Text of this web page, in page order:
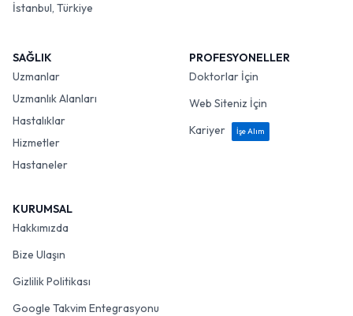
İstanbul, Türkiye
SAĞLIK
Uzmanlar
Uzmanlık Alanları
Hastalıklar
Hizmetler
Hastaneler
PROFESYONELLER
Doktorlar İçin
Web Siteniz İçin
Kariyer
İşe Alım
KURUMSAL
Hakkımızda
Bize Ulaşın
Gizlilik Politikası
Google Takvim Entegrasyonu